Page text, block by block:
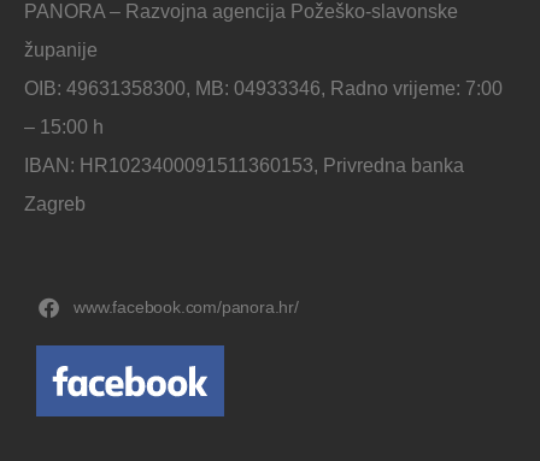
PANORA – Razvojna agencija Požeško-slavonske
županije
OIB: 49631358300, MB: 04933346, Radno vrijeme: 7:00
– 15:00 h
IBAN: HR1023400091511360153, Privredna banka
Zagreb
www.facebook.com/panora.hr/